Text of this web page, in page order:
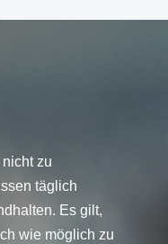
zu
täglich
Es gilt,
wie möglich zu